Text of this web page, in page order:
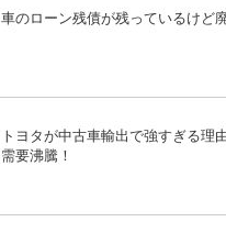
車のローン残債が残っているけど
トヨタが中古車輸出で強すぎる理
需要沸騰！